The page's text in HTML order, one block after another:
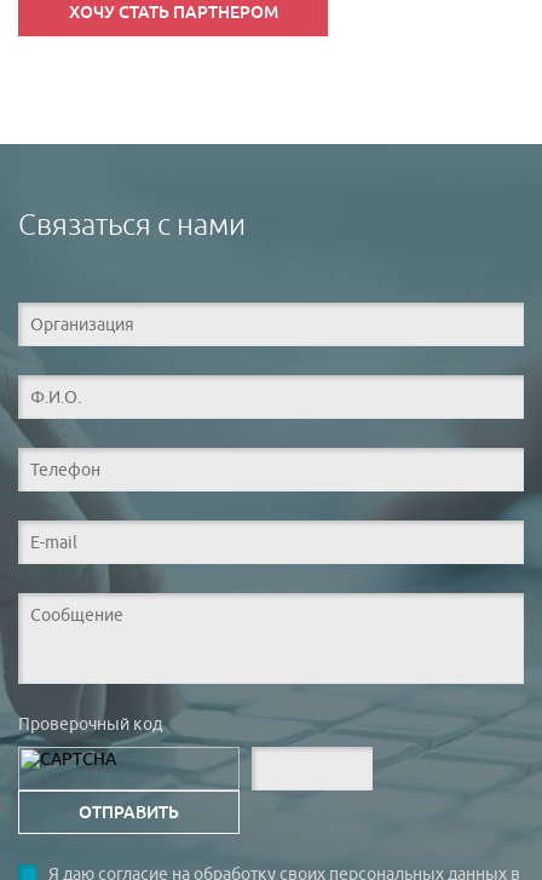
ХОЧУ СТАТЬ ПАРТНЕРОМ
Связаться с нами
Проверочный код
Я даю согласие на обработку своих персональных данных в